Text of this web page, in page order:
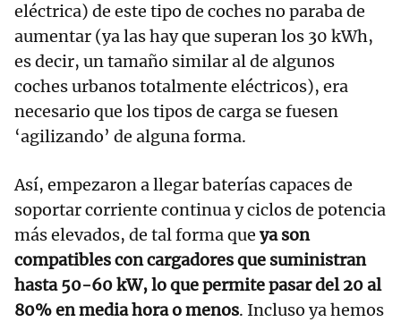
eléctrica) de este tipo de coches no paraba de
aumentar (ya las hay que superan los 30 kWh,
es decir, un tamaño similar al de algunos
coches urbanos totalmente eléctricos), era
necesario que los tipos de carga se fuesen
‘agilizando’ de alguna forma.
Así, empezaron a llegar baterías capaces de
soportar corriente continua y ciclos de potencia
más elevados, de tal forma que ya son
compatibles con cargadores que suministran
hasta 50-60 kW, lo que permite pasar del 20 al
80% en media hora o menos. Incluso ya hemos